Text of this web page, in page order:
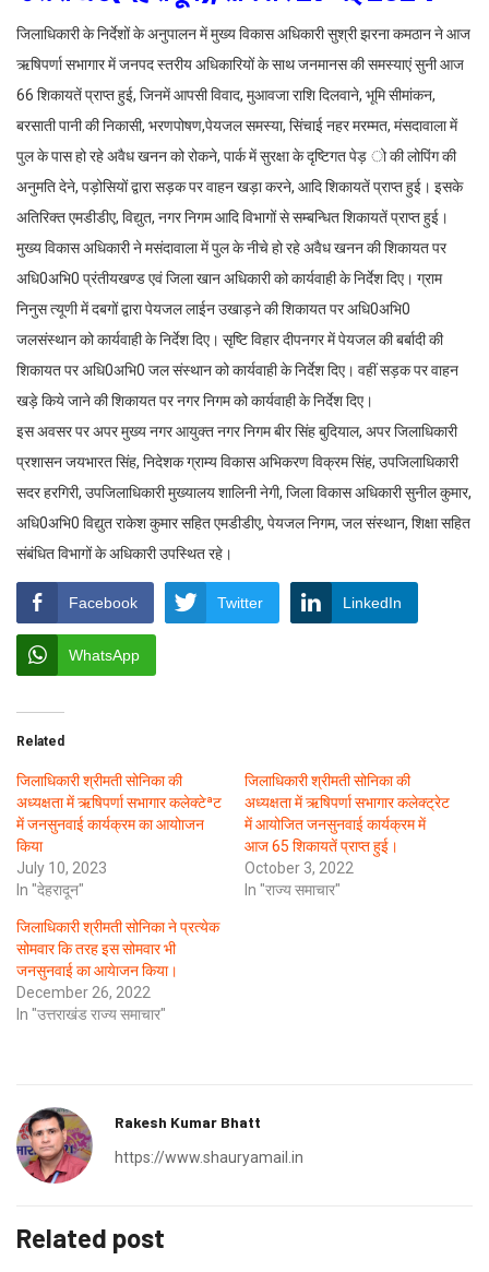
जिलाधिकारी के निर्देशों के अनुपालन में मुख्य विकास अधिकारी सुश्री झरना कमठान ने आज
ऋषिपर्णा सभागार में जनपद स्तरीय अधिकारियों के साथ जनमानस की समस्याएं सुनी आज
66 शिकायतें प्राप्त हुई, जिनमें आपसी विवाद, मुआवजा राशि दिलवाने, भूमि सीमांकन,
बरसाती पानी की निकासी, भरणपोषण,पेयजल समस्या, सिंचाई नहर मरम्मत, मंसदावाला में
पुल के पास हो रहे अवैध खनन को रोकने, पार्क में सुरक्षा के दृष्टिगत पेड़ ो की लोपिंग की
अनुमति देने, पड़ोसियों द्वारा सड़क पर वाहन खड़ा करने, आदि शिकायतें प्राप्त हुई। इसके
अतिरिक्त एमडीडीए, विद्युत, नगर निगम आदि विभागों से सम्बन्धित शिकायतें प्राप्त हुई।
मुख्य विकास अधिकारी ने मसंदावाला में पुल के नीचे हो रहे अवैध खनन की शिकायत पर
अधि0अभि0 प्रंतीयखण्ड एवं जिला खान अधिकारी को कार्यवाही के निर्देश दिए। ग्राम
निनुस त्यूणी में दबगों द्वारा पेयजल लाईन उखाड़ने की शिकायत पर अधि0अभि0
जलसंस्थान को कार्यवाही के निर्देश दिए। सृष्टि विहार दीपनगर में पेयजल की बर्बादी की
शिकायत पर अधि0अभि0 जल संस्थान को कार्यवाही के निर्देश दिए। वहीं सड़क पर वाहन
खड़े किये जाने की शिकायत पर नगर निगम को कार्यवाही के निर्देश दिए।
इस अवसर पर अपर मुख्य नगर आयुक्त नगर निगम बीर सिंह बुदियाल, अपर जिलाधिकारी
प्रशासन जयभारत सिंह, निदेशक ग्राम्य विकास अभिकरण विक्रम सिंह, उपजिलाधिकारी
सदर हरगिरी, उपजिलाधिकारी मुख्यालय शालिनी नेगी, जिला विकास अधिकारी सुनील कुमार,
अधि0अभि0 विद्युत राकेश कुमार सहित एमडीडीए, पेयजल निगम, जल संस्थान, शिक्षा सहित
संबंधित विभागों के अधिकारी उपस्थित रहे।
Facebook Twitter LinkedIn
WhatsApp
Related
जिलाधिकारी श्रीमती सोनिका की
अध्यक्षता में ऋषिपर्णा सभागार कलेक्टेªट
में जनसुनवाई कार्यक्रम का आयोाजन
किया
July 10, 2023
In "देहरादून"
जिलाधिकारी श्रीमती सोनिका की
अध्यक्षता में ऋषिपर्णा सभागार कलेक्ट्रेट
में आयोजित जनसुनवाई कार्यक्रम में
आज 65 शिकायतें प्राप्त हुई।
October 3, 2022
In "राज्य समाचार"
जिलाधिकारी श्रीमती सोनिका ने प्रत्येक
सोमवार कि तरह इस सोमवार भी
जनसुनवाई का आयेाजन किया।
December 26, 2022
In "उत्तराखंड राज्य समाचार"
Rakesh Kumar Bhatt
https://www.shauryamail.in
Related post